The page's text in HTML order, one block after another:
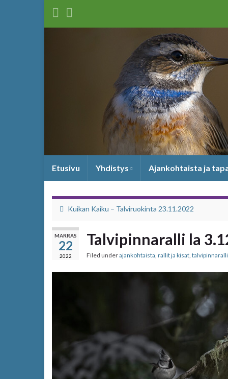
Etusivu Yhdistys Ajankohtaista ja
Kuikan Kaiku – Talviruokinta 23.11.2022
MARRAS
22
2022
Talvipinnaralli la
Filed underajankohtaista, rallit ja kisat, talvipinnaralli